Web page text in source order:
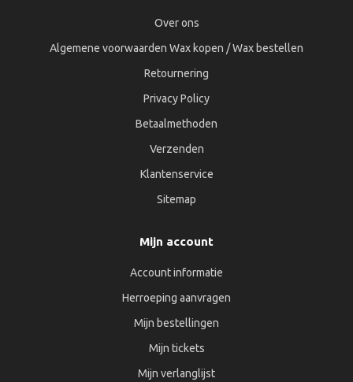
Over ons
Algemene voorwaarden Wax kopen / Wax bestellen
Retournering
Privacy Policy
Betaalmethoden
Verzenden
Klantenservice
Sitemap
Mijn account
Account informatie
Herroeping aanvragen
Mijn bestellingen
Mijn tickets
Mijn verlanglijst